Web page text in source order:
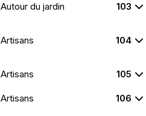
Autour du jardin 103
Artisans 104
Artisans 105
Artisans 106